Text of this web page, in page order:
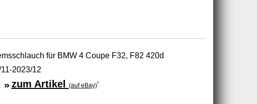
für BMW 4 Coupe F32, F82 420d
2023/12
» zum Artikel (auf eBay)*